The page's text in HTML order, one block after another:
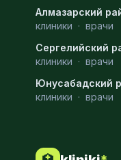
Ортопедия
Алмазарский
клиники · врачи
Сергелийский
клиники · врачи
Юнусабадский
клиники · врачи